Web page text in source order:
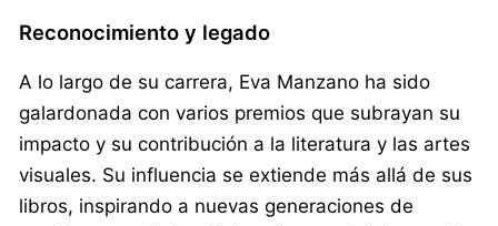
Reconocimiento y legado
A lo largo de su carrera, Eva Manzano ha sido
galardonada con varios premios que subrayan su
impacto y su contribución a la literatura y las artes
visuales. Su influencia se extiende más allá de sus
libros, inspirando a nuevas generaciones de